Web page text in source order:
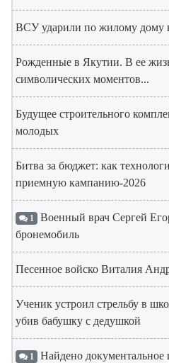
ВСУ ударили по жилому дому
Рожденные в Якутии. В ее
символических моментов...
Будущее строительного
молодых
Битва за бюджет: как
приемную кампанию-2026
1 Военный врач Сергей
бронемобиль
Песенное войско Виталия
Ученик устроил стрельбу в
убив бабушку с дедушкой
1 Найдено документальное